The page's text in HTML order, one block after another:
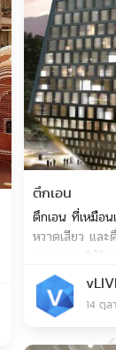
ตึกเอน
ตึกเอน ที่เหมือ
หวาดเสียว และ
อาคารและใช้
ช่วยรับน้ำหนักข
14 ตุล